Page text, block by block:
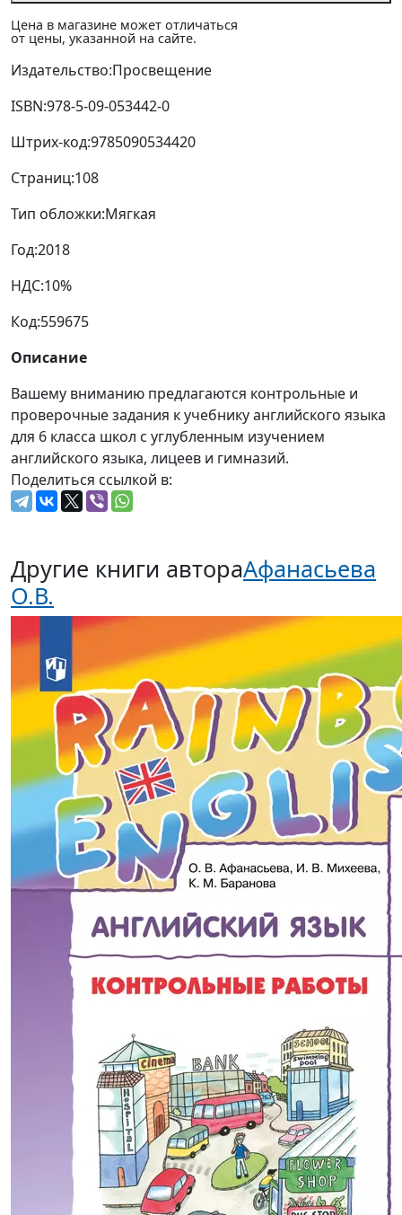
Цена в магазине может отличаться
от цены, указанной на сайте.
Издательство:Просвещение
ISBN:978-5-09-053442-0
Штрих-код:9785090534420
Страниц:108
Тип обложки:Мягкая
Год:2018
НДС:10%
Код:559675
Описание
Вашему вниманию предлагаются контрольные и
проверочные задания к учебнику английского языка
для 6 класса школ с углубленным изучением
английского языка, лицеев и гимназий.
Поделиться ссылкой в:
Другие книги автораАфанасьева
О.В.